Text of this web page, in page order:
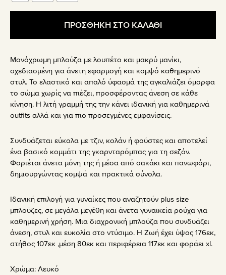
ΠΡΟΣΘΗΚΗ ΣΤΟ ΚΑΛΑΘΙ
Μονόχρωμη μπλούζα με λουπέτο και μακρύ μανίκι,
σχεδιασμένη για άνετη εφαρμογή και κομψό καθημερινό
στυλ. Το ελαστικό και απαλό ύφασμά της αγκαλιάζει όμορφα
το σώμα χωρίς να πιέζει, προσφέροντας άνεση σε κάθε
κίνηση. Η λιτή γραμμή της την κάνει ιδανική για καθημερινά
outfits αλλά και για πιο προσεγμένες εμφανίσεις.
Συνδυάζεται εύκολα με τζιν, κολάν ή φούστες και αποτελεί
ένα βασικό κομμάτι της γκαρνταρόμπας για τη σεζόν.
Φοριέται άνετα μόνη της ή μέσα από σακάκι και πανωφόρι,
δημιουργώντας κομψά και πρακτικά σύνολα.
Ιδανική επιλογή για γυναίκες που αναζητούν plus size
μπλούζες, σε μεγάλα μεγέθη και άνετα γυναικεία ρούχα για
καθημερινή χρήση. Μια διαχρονική μπλούζα που συνδυάζει
άνεση, στυλ και ευκολία στο ντύσιμο. Η Ζωή έχει ύψος 176εκ,
στήθος 107εκ ,μέση 80εκ και περιφέρεια 117εκ και φοράει xl.
Χρώμα: Λευκό